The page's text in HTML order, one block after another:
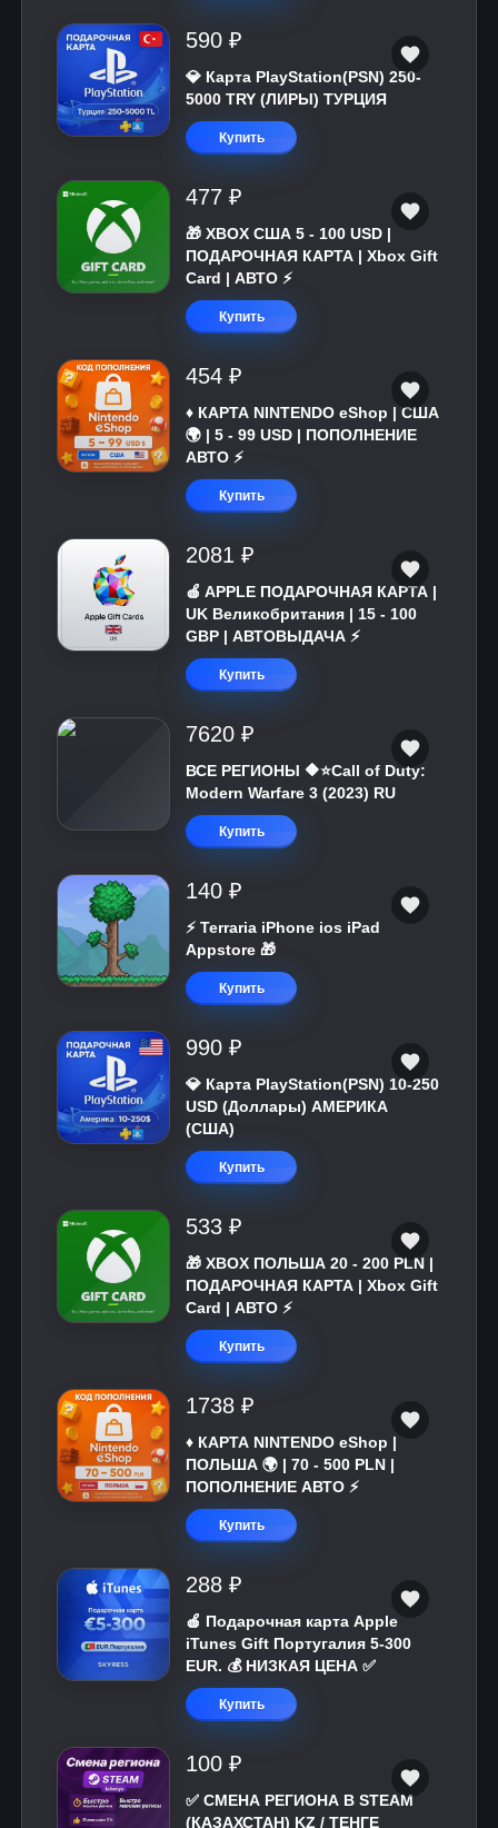
590 ₽
💎 Карта PlayStation(PSN) 250-
5000 TRY (ЛИРЫ) ТУРЦИЯ
Купить
477 ₽
🎁 XBOX США 5 - 100 USD |
ПОДАРОЧНАЯ КАРТА | Xbox Gift
Card | АВТО ⚡
Купить
454 ₽
♦️ КАРТА NINTENDO eShop | США
🌍 | 5 - 99 USD | ПОПОЛНЕНИЕ
АВТО ⚡
Купить
2081 ₽
🍎 APPLE ПОДАРОЧНАЯ КАРТА |
UK Великобритания | 15 - 100
GBP | АВТОВЫДАЧА ⚡️
Купить
7620 ₽
ВСЕ РЕГИОНЫ 🔶⭐Call of Duty:
Modern Warfare 3 (2023) RU
Купить
140 ₽
⚡️ Terraria iPhone ios iPad
Appstore 🎁
Купить
990 ₽
💎 Карта PlayStation(PSN) 10-250
USD (Доллары) АМЕРИКА
(США)
Купить
533 ₽
🎁 XBOX ПОЛЬША 20 - 200 PLN |
ПОДАРОЧНАЯ КАРТА | Xbox Gift
Card | АВТО ⚡
Купить
1738 ₽
♦️ КАРТА NINTENDO eShop |
ПОЛЬША 🌍 | 70 - 500 PLN |
ПОПОЛНЕНИЕ АВТО ⚡
Купить
288 ₽
🍎 Подарочная карта Apple
iTunes Gift Португалия 5-300
EUR. 💰 НИЗКАЯ ЦЕНА ✅
Купить
100 ₽
✅ СМЕНА РЕГИОНА В STEAM
(КАЗАХСТАН) KZ / ТЕНГЕ